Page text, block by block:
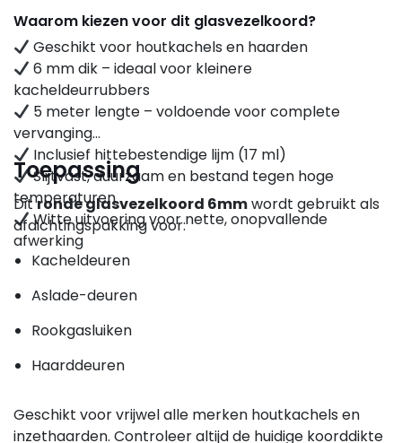
Waarom kiezen voor dit glasvezelkoord?
Geschikt voor houtkachels en haarden
6 mm dik – ideaal voor kleinere
kacheldeurrubbers
5 meter lengte – voldoende voor complete
vervanging
Inclusief hittebestendige lijm (17 ml)
Slijtvast, duurzaam en bestand tegen hoge
temperaturen
Witte uitvoering voor nette, onopvallende
afwerking
Toepassing
Ditronde glasvezelkoord 6mmwordt gebruikt als
afdichtingspakking voor:
Kacheldeuren
Aslade-deuren
Rookgasluiken
Haarddeuren
Geschikt voor vrijwel alle merken houtkachels en
inzethaarden. Controleer altijd de huidige koorddikte